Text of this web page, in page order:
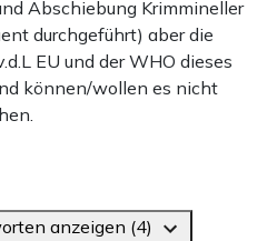
Abschiebung Krimmineller
durchgeführt) aber die
EU und der WHO dieses
können/wollen es nicht
anzeigen (4)